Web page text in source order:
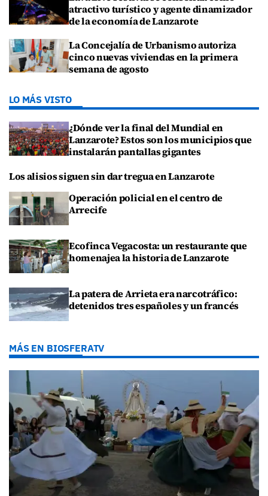
atractivo turístico y agente dinamizador
de la economía de Lanzarote
La Concejalía de Urbanismo autoriza
cinco nuevas viviendas en la primera
semana de agosto
LO MÁS VISTO
¿Dónde ver la final del Mundial en
Lanzarote? Estos son los municipios que
instalarán pantallas gigantes
Los alisios siguen sin dar tregua en Lanzarote
Operación policial en el centro de
Arrecife
Ecofinca Vegacosta: un restaurante que
homenajea la historia de Lanzarote
La patera de Arrieta era narcotráfico:
detenidos tres españoles y un francés
MÁS EN BIOSFERATV